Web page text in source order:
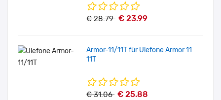
€ 28.79 € 23.99
Armor-11/11T für Ulefone Armor 11
11T
€ 31.06 € 25.88